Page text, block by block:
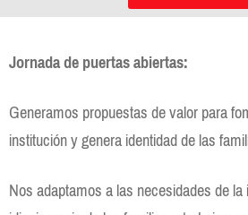
Jornada de puertas abiertas:
Generamos propuestas de valor para
institución y genera identidad de las
Nos adaptamos a las necesidades de